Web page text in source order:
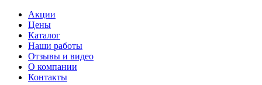
Акции
Цены
Каталог
Наши работы
Отзывы и видео
О компании
Контакты